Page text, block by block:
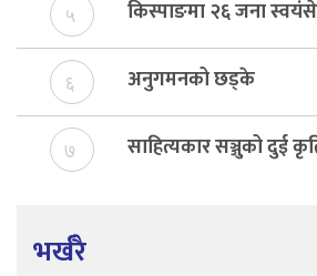
५ किस्पाङमा २६ जना
६ अनुगमनको छड्के
७ साहित्यकार सञ्जुको दुई
भर्खरै